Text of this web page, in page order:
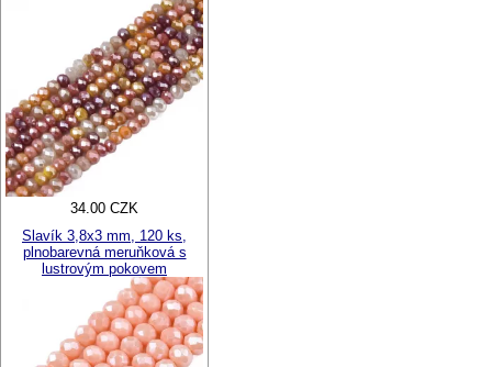
34.00 CZK
Slavík 3,8x3 mm, 120 ks,
plnobarevná meruňková s
lustrovým pokovem